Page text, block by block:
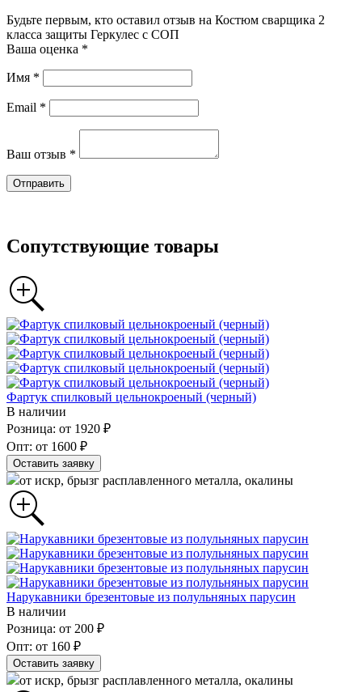
Будьте первым, кто оставил отзыв на Костюм сварщика 2
класса защиты Геркулес с СОП
Ваша оценка *
Имя *
Email *
Ваш отзыв *
Сопутствующие товары
Фартук спилковый цельнокроеный (черный)
В наличии
Розница: от 1920 ₽
Опт: от 1600 ₽
Оставить заявку
от искр, брызг расплавленного металла, окалины
Нарукавники брезентовые из полульняных парусин
В наличии
Розница: от 200 ₽
Опт: от 160 ₽
Оставить заявку
от искр, брызг расплавленного металла, окалины